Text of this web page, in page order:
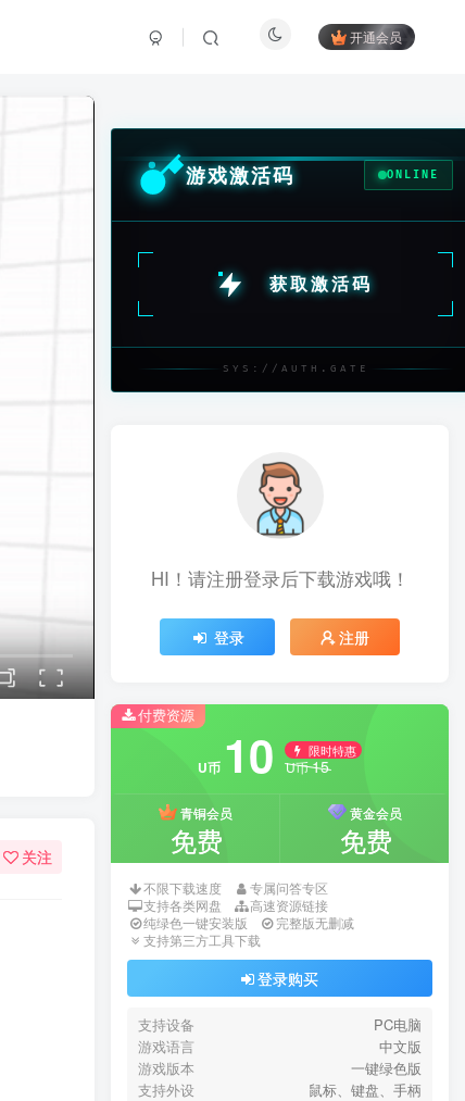
开通会员
关注
游戏激活码 ONLINE
获取激活码
SYS://AUTH.GATE
HI！请注册登录后下载游戏哦！
登录 注册
付费资源
U币 10 限时特惠
U币15
青铜会员
免费
黄金会员
免费
不限下载速度
专属问答专区
支持各类网盘
高速资源链接
纯绿色一键安装版
完整版无删减
支持第三方工具下载
登录购买
支持设备
PC电脑
游戏语言
中文版
游戏版本
一键绿色版
支持外设
鼠标、键盘、手柄